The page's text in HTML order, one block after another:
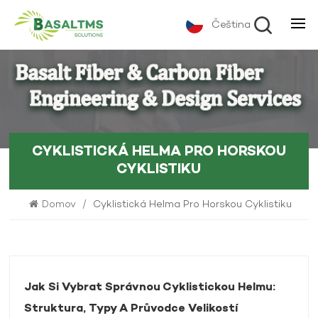
Čeština
CYKLISTICKÁ HELMA PRO HORSKOU
CYKLISTIKU
Domov / Cyklistická Helma Pro Horskou Cyklistiku
Jak Si Vybrat Správnou Cyklistickou Helmu:
Struktura, Typy A Průvodce Velikostí